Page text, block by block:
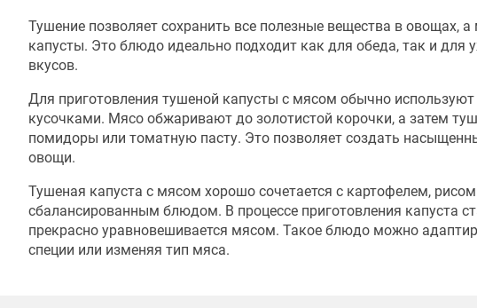
Тушение позволяет сохранить все полезные вещества в овощах,
капусты. Это блюдо идеально подходит как для обеда, так и для
вкусов.
Для приготовления тушеной капусты с мясом обычно
кусочками. Мясо обжаривают до золотистой корочки, а затем
помидоры или томатную пасту. Это позволяет создать
овощи.
Тушеная капуста с мясом хорошо сочетается с картофелем,
сбалансированным блюдом. В процессе приготовления капуста
прекрасно уравновешивается мясом. Такое блюдо можно
специи или изменяя тип мяса.